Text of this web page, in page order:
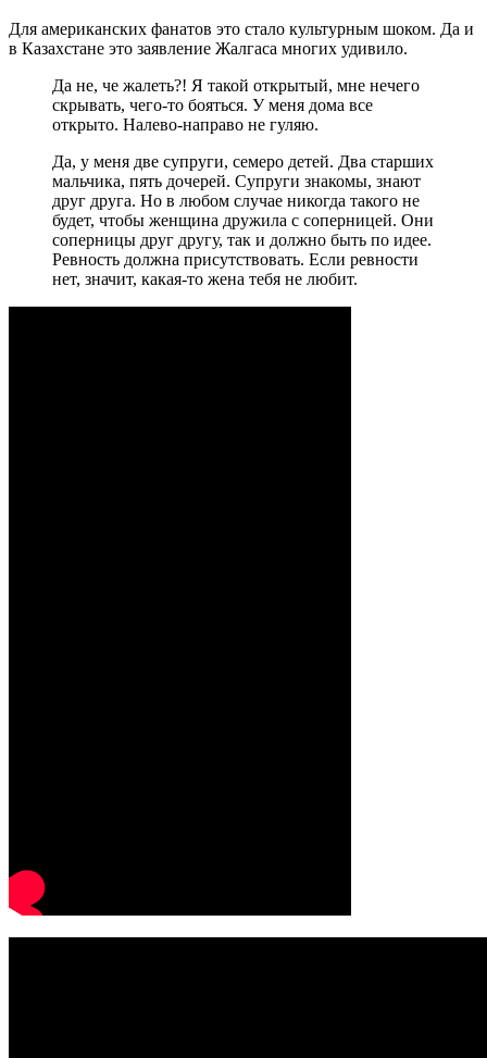
Для американских фанатов это стало культурным шоком. Да и
в Казахстане это заявление Жалгаса многих удивило.
Да не, че жалеть?! Я такой открытый, мне нечего
скрывать, чего-то бояться. У меня дома все
открыто. Налево-направо не гуляю.
Да, у меня две супруги, семеро детей. Два старших
мальчика, пять дочерей. Супруги знакомы, знают
друг друга. Но в любом случае никогда такого не
будет, чтобы женщина дружила с соперницей. Они
соперницы друг другу, так и должно быть по идее.
Ревность должна присутствовать. Если ревности
нет, значит, какая-то жена тебя не любит.